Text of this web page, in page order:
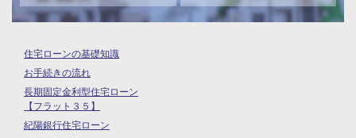
住宅ローンの基礎知識
お手続きの流れ
長期固定金利型住宅ローン
【フラット３５】
紀陽銀行住宅ローン